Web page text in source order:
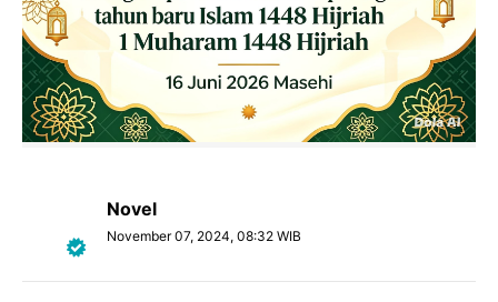
Novel
November 07, 2024, 08:32 WIB